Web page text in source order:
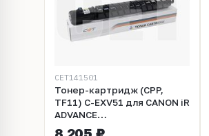
CET141501
Тонер-картридж (CPP,
TF11) C-EXV51 для CANON iR
ADVANCE
C5535/C5540/C5550/C5560